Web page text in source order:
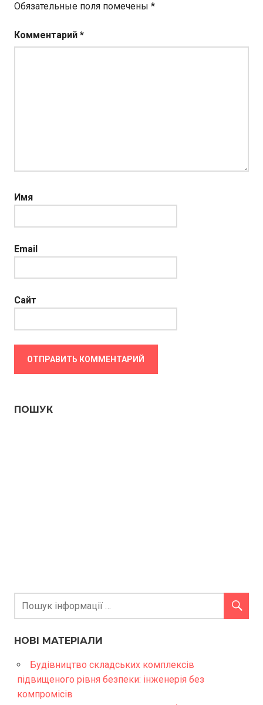
Обязательные поля помечены *
Комментарий *
Имя
Email
Сайт
ПОШУК
НОВІ МАТЕРІАЛИ
Будівництво складських комплексів
підвищеного рівня безпеки: інженерія без
компромісів